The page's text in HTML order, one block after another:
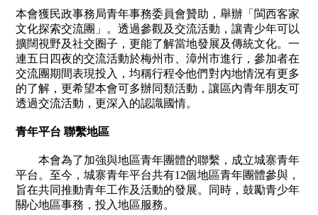
本會獲民政事務局青年事務委員會贊助，舉辦「閩西客家
文化探索交流團」。透過參觀及交流活動，讓青少年可以
擴闊視野及社交圈子，更能了解當地發展及傳統文化。一
連五日四夜的交流活動於梅州市、漳州市進行，參加者在
交流團期間表現投入，均稱行程令他們對內地情況有更多
的了解，更希望本會可多辦同類活動，讓區內青年朋友可
透過交流活動，更深入的認識國情。
青年平台 聯繫地區
本會為了加強與地區青年團體的聯繫，成立城寨青年
平台。至今，城寨青年平台共有12個地區青年團體參與，
旨在共同推動青年工作及活動的發展。同時，鼓勵青少年
關心地區事務，投入地區服務。